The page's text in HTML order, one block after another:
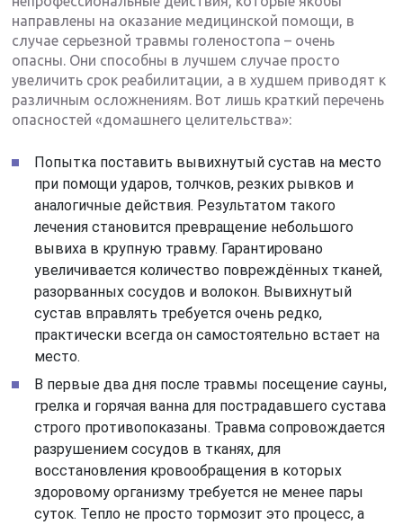
направлены на оказание медицинской помощи, в
случае серьезной травмы голеностопа – очень
опасны. Они способны в лучшем случае просто
увеличить срок реабилитации, а в худшем приводят к
различным осложнениям. Вот лишь краткий перечень
опасностей «домашнего целительства»:
Попытка поставить вывихнутый сустав на место
при помощи ударов, толчков, резких рывков и
аналогичные действия. Результатом такого
лечения становится превращение небольшого
вывиха в крупную травму. Гарантировано
увеличивается количество повреждённых тканей,
разорванных сосудов и волокон. Вывихнутый
сустав вправлять требуется очень редко,
практически всегда он самостоятельно встает на
место.
В первые два дня после травмы посещение сауны,
грелка и горячая ванна для пострадавшего сустава
строго противопоказаны. Травма сопровождается
разрушением сосудов в тканях, для
восстановления кровообращения в которых
здоровому организму требуется не менее пары
суток. Тепло не просто тормозит это процесс, а